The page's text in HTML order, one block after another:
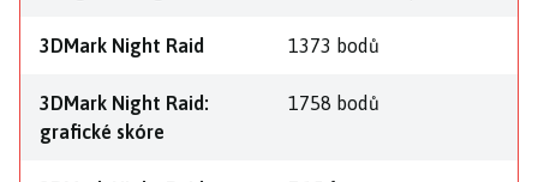
3DMark Night Raid 1373 bodů
3DMark Night Raid:
grafické skóre
1758 bodů